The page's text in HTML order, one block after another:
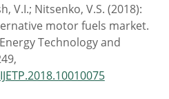
V.I.; Nitsenko, V.S. (2018):
motor fuels market.
Technology and